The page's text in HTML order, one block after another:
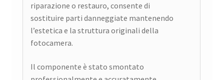
riparazione o restauro, consente di
sostituire parti danneggiate mantenendo
l’estetica e la struttura originali della
fotocamera.
Il componente è stato smontato